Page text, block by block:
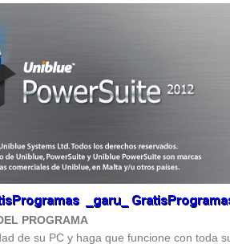
PROGRAMA
de su PC y haga que funcione con toda